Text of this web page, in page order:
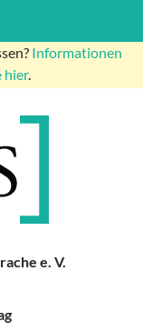
Informationen
hier.
e. V.